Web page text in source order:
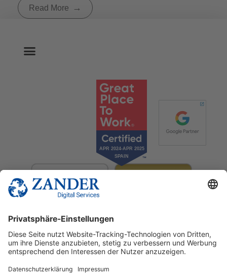
Read More
© 2025 Zander Digital Services Deutschland GmbH